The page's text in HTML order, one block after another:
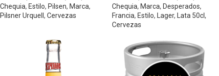
Chequia, Estilo, Pilsen, Marca,
Pilsner Urquell , Cervezas
Chequia, Marca, Desperados,
Francia, Estilo, Lager, Lata 50cl,
Cervezas